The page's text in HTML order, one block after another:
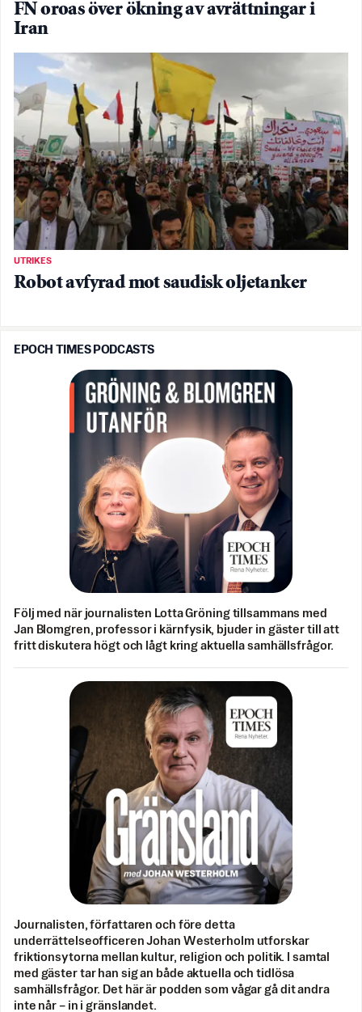
FN oroas över ökning av avrättningar i
Iran
UTRIKES
Robot avfyrad mot saudisk oljetanker
EPOCH TIMES PODCASTS
Följ med när journalisten Lotta Gröning tillsammans med
Jan Blomgren, professor i kärnfysik, bjuder in gäster till att
fritt diskutera högt och lågt kring aktuella samhällsfrågor.
Journalisten, författaren och före detta
underrättelseofficeren Johan Westerholm utforskar
friktionsytorna mellan kultur, religion och politik. I samtal
med gäster tar han sig an både aktuella och tidlösa
samhällsfrågor. Det här är podden som vågar gå dit andra
inte når – in i gränslandet.